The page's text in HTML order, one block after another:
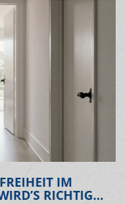
IM
RICHTIG